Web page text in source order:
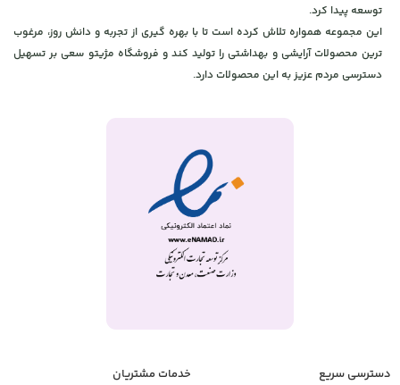
توسعه پیدا کرد.
این مجموعه همواره تلاش کرده است تا با بهره گیری از تجربه و دانش روز، مرغوب
ترین محصولات آرایشی و بهداشتی را تولید کند و فروشگاه مژیتو سعی بر تسهیل
دسترسی مردم عزیز به این محصولات دارد.
دسترسی سریع خدمات مشتریان